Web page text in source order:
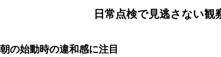
日常点検で見逃さない観
朝の始動時の違和感に注目